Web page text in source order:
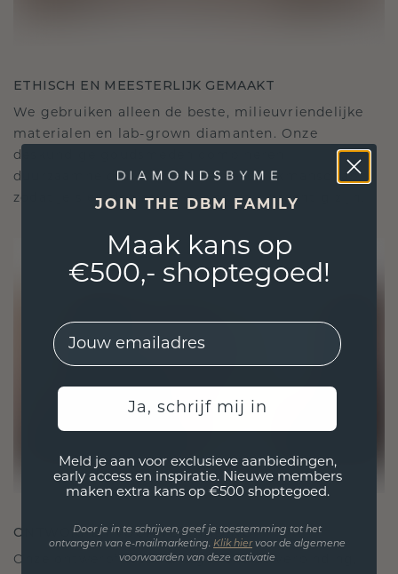
ETHISCH EN MEESTERLIJK GEMAAKT
We gebruiken alleen de beste, milieuvriendelijke
materialen en lab-grown diamanten. Onze
deskundige goudsmeden combineren
duurzaamheid met ongeëvenaard vakmanschap,
zodat je sieraden zowel ethisch als prachtig zijn.
ONTWORPEN VOOR VERBINDING
Onze ontwerpfilosofie is gericht op verbinding,
JOIN THE DBM FAMILY
Maak kans op
€500,- shoptegoed!
EMail
Ja, schrijf mij in
Meld je aan voor exclusieve aanbiedingen,
early access en inspiratie. Nieuwe members
maken extra kans op €500 shoptegoed.
Door je in te schrijven, geef je toestemming tot het
ontvangen van e-mailmarketing. Klik hiervoor de algemene
voorwaarden van deze activatie